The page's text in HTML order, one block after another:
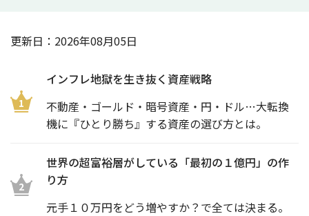
更新日： 2026年08月05日
1
インフレ地獄を生き抜く資産戦略
不動産・ゴールド・暗号資産・円・ドル…大転換
機に『ひとり勝ち』する資産の選び方とは。
2
世界の超富裕層がしている「最初の１億円」の作
り方
元手１０万円をどう増やすか？で全ては決まる。